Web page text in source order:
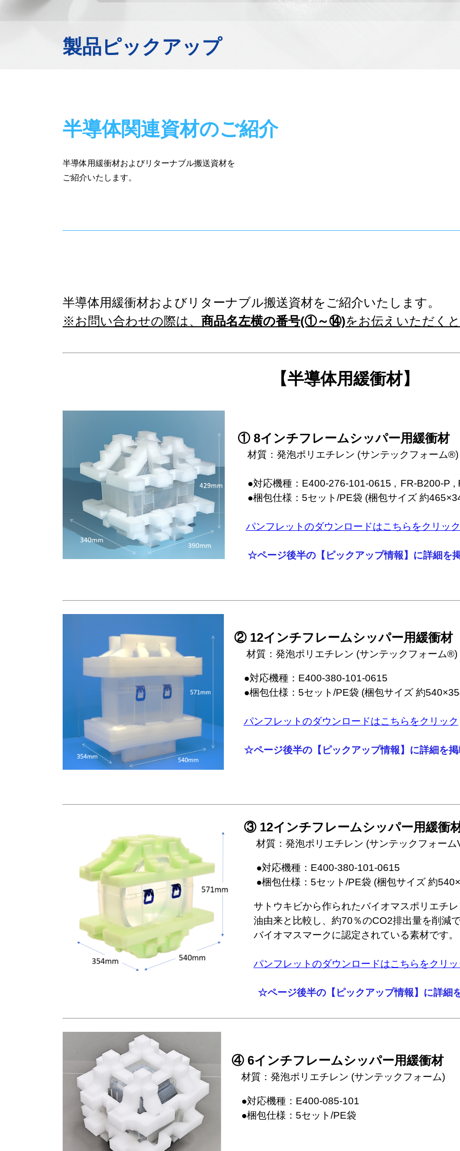
製品ピックアップ
半導体関連資材のご紹介
半導体用緩衝材およびリターナブル搬送資材を
ご紹介いたします。
※お問い合わせの際は、 商品名左横の番号(①～⑭)をお伝えいただく
【半導体用緩衝材】
① 8インチフレームシッパー用緩衝材
材質：発泡ポリエチレン (サンテックフォーム®)
●対応機種：E400-276-101-0615 ,
パンフレットのダウンロードはこちらをクリック
☆ページ後半の【ピックアップ情報】に詳細を
② 12インチフレームシッパー用緩衝材
材質：発泡ポリエチレン (サンテックフォーム®)
●対応機種：E400-380-101-0615
●梱包仕様：5セット/PE袋 (梱包サイズ 約
パンフレットのダウンロードはこちらをクリック
☆ページ後半の【ピックアップ情報】に詳細を
③ 12インチフレームシッパー用緩衝
材質：発泡ポリエチレン (サンテックフォー
●対応機種：E400-380-101-0615
●梱包仕様：5セット/PE袋 (梱包サイズ 約
サトウキビから作られたバイオマスポリエチレ
油由来と比較し、約70％のCO2排出量を削減で
バイオマスマークに認定されている素材です。
パンフレットのダウンロードはこちらをクリッ
☆ページ後半の【ピックアップ情報】に詳細を掲
④ 6インチフレームシッパー用緩衝材
材質：発泡ポリエチレン (サンテックフォーム)
●対応機種：E400-085-101
●梱包仕様：5セット/PE袋